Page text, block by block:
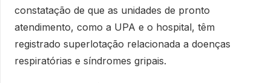
constatação de que as unidades de pronto
atendimento, como a UPA e o hospital, têm
registrado superlotação relacionada a doenças
respiratórias e síndromes gripais.